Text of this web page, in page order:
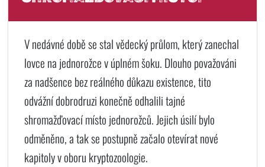
V nedávné době se stal vědecký průlom, který zanechal
lovce na jednorožce v úplném šoku. Dlouho považováni
za nadšence bez reálného důkazu existence, tito
odvážní dobrodruzi konečně odhalili tajné
shromažďovací místo jednorožců. Jejich úsilí bylo
odměněno, a tak se postupně začalo otevírat nové
kapitoly v oboru kryptozoologie.